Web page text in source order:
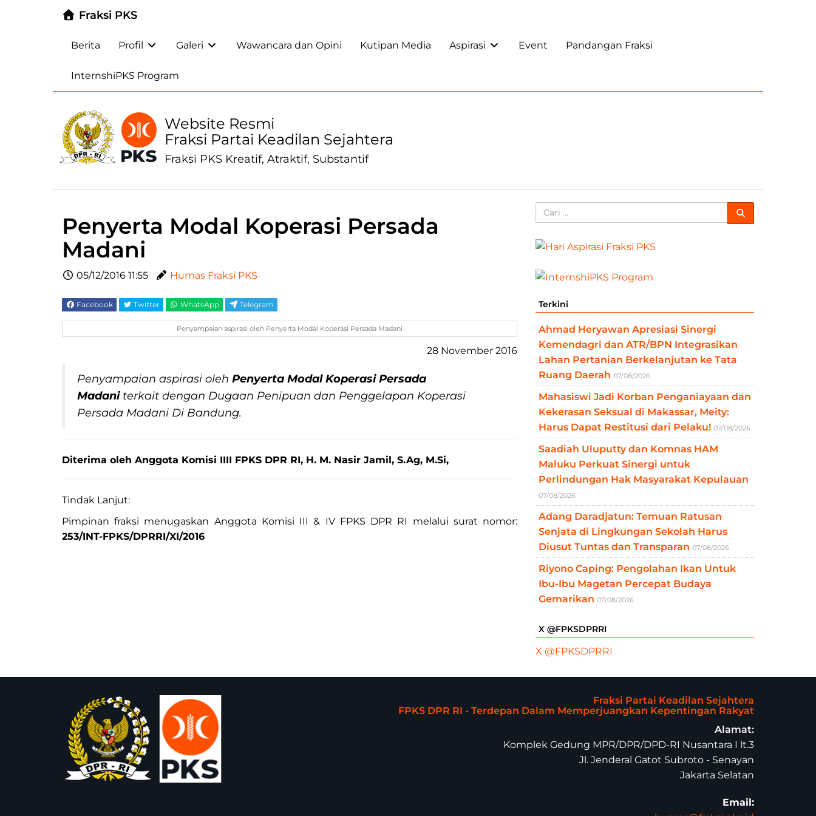
Fraksi PKS
Berita Profil Galeri Wawancara dan Opini Kutipan Media Aspirasi Event Pandangan Fraksi
InternshiPKS Program
Website Resmi
Fraksi Partai Keadilan Sejahtera
Fraksi PKS Kreatif, Atraktif, Substantif
Penyerta Modal Koperasi Persada
Madani
05/12/2016 11:55 Humas Fraksi PKS
Facebook Twitter WhatsApp Telegram
Penyampaian aspirasi oleh Penyerta Modal Koperasi Persada Madani
28 November 2016
Penyampaian aspirasi oleh Penyerta Modal Koperasi Persada
Madaniterkait dengan Dugaan Penipuan dan Penggelapan Koperasi
Persada Madani Di Bandung.
Diterima oleh Anggota Komisi IIII FPKS DPR RI, H. M. Nasir Jamil, S.Ag, M.Si,
Tindak Lanjut:
Pimpinan fraksi menugaskan Anggota Komisi III & IV FPKS DPR RI melalui surat nomor:
253/INT-FPKS/DPRRI/XI/2016
Terkini
Ahmad Heryawan Apresiasi Sinergi
Kemendagri dan ATR/BPN Integrasikan
Lahan Pertanian Berkelanjutan ke Tata
Ruang Daerah 07/08/2026
Mahasiswi Jadi Korban Penganiayaan dan
Kekerasan Seksual di Makassar, Meity:
Harus Dapat Restitusi dari Pelaku! 07/08/2026
Saadiah Uluputty dan Komnas HAM
Maluku Perkuat Sinergi untuk
Perlindungan Hak Masyarakat Kepulauan
07/08/2026
Adang Daradjatun: Temuan Ratusan
Senjata di Lingkungan Sekolah Harus
Diusut Tuntas dan Transparan 07/08/2026
Riyono Caping: Pengolahan Ikan Untuk
Ibu-Ibu Magetan Percepat Budaya
Gemarikan 07/08/2026
X @FPKSDPRRI
X @FPKSDPRRI
Fraksi Partai Keadilan Sejahtera
FPKS DPR RI - Terdepan Dalam Memperjuangkan Kepentingan Rakyat
Alamat:
Komplek Gedung MPR/DPR/DPD-RI Nusantara I lt.3
Jl. Jenderal Gatot Subroto - Senayan
Jakarta Selatan
Email: